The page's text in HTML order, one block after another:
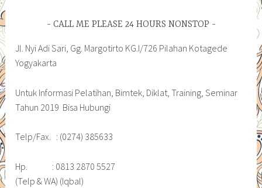
CALL ME PLEASE 24 HOURS NONSTOP
Jl. Nyi Adi Sari, Gg. Margotirto KG.I/726 Pilahan Kotagede
Yogyakarta
Untuk Informasi Pelatihan, Bimtek, Diklat, Training, Seminar
Tahun 2019 Bisa Hubungi
Telp/Fax. : (0274) 385633
Hp. : 0813 2870 5527
(Telp & WA) (Iqbal)